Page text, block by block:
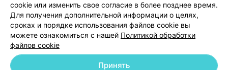
Обработка персональных данных
cookie или изменить свое согласие в более позднее время.
Для получения дополнительной информации о целях,
сроках и порядке использования файлов cookie вы
можете ознакомиться с нашей Политикой обработки
файлов cookie
Принять